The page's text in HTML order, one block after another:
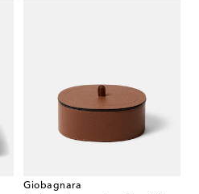
Giobagnara